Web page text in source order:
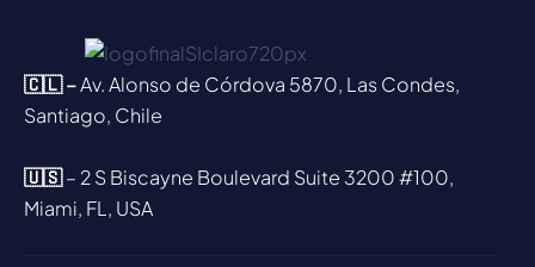
🇨🇱 –Av. Alonso de Córdova 5870, Las Condes,
Santiago, Chile
🇺🇸– 2 S Biscayne Boulevard Suite 3200 #100,
Miami, FL, USA